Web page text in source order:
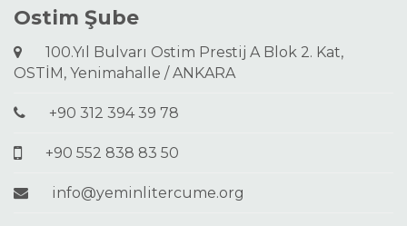
Ostim Şube
100.Yıl Bulvarı Ostim Prestij A Blok 2. Kat,
OSTİM, Yenimahalle / ANKARA
+90 312 394 39 78
+90 552 838 83 50
info@yeminlitercume.org